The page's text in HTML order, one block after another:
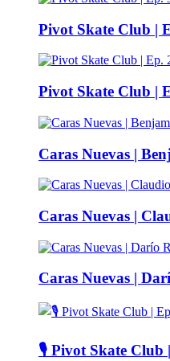
Pivot Skate Club |
Pivot Skate Club |
Caras Nuevas |
Caras Nuevas |
Caras Nuevas |
🎙️ Pivot Skate Club